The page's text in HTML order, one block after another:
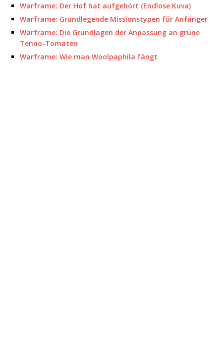
Warframe: Der Hof hat aufgehört (Endlose Kuva)
Warframe: Grundlegende Missionstypen für Anfänger
Warframe: Die Grundlagen der Anpassung an grüne
Tenno-Tomaten
Warframe: Wie man Woolpaphila fängt